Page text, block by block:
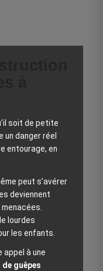
soit de petite
un danger réel
entourage, en
peut s’avérer
deviennent
lourdes
les enfants.
appel à une
guêpes